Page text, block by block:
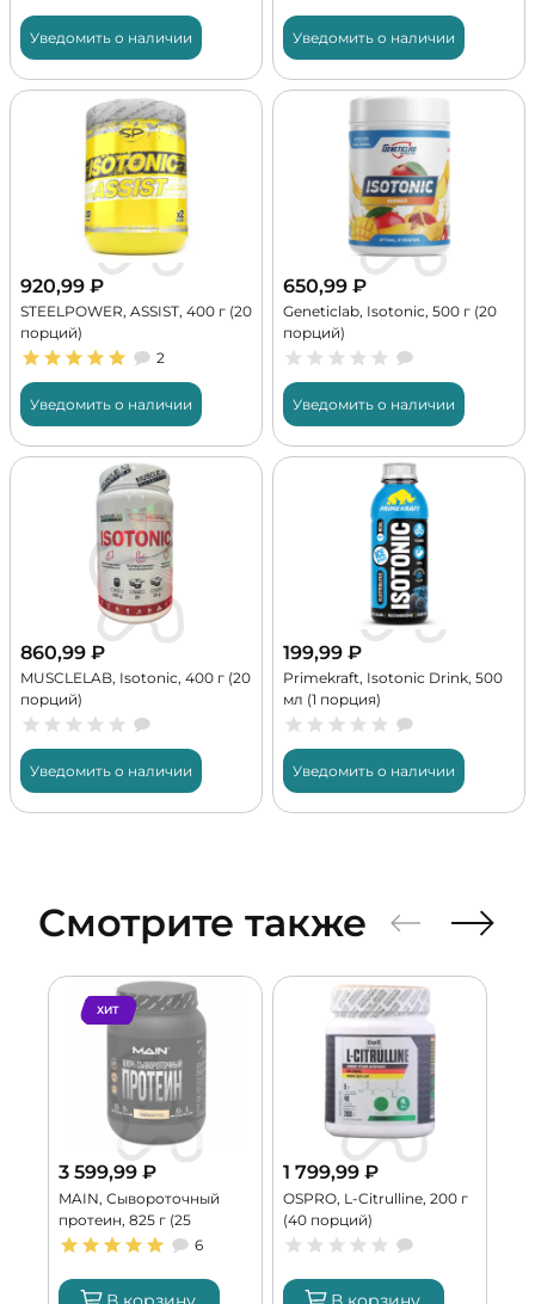
Уведомить о наличии Уведомить о наличии
920,99 ₽
STEELPOWER, ASSIST, 400 г (20
порций)
2
Уведомить о наличии
650,99 ₽
Geneticlab, Isotonic, 500 г (20
порций)
Уведомить о наличии
860,99 ₽
MUSCLELAB, Isotonic, 400 г (20
порций)
Уведомить о наличии
199,99 ₽
Primekraft, Isotonic Drink, 500
мл (1 порция)
Уведомить о наличии
Смотрите также
ХИТ
3 599,99 ₽
MAIN, Сывороточный
протеин, 825 г (25
порций)
6
1 799,99 ₽
OSPRO, L-Citrulline, 200 г
(40 порций)